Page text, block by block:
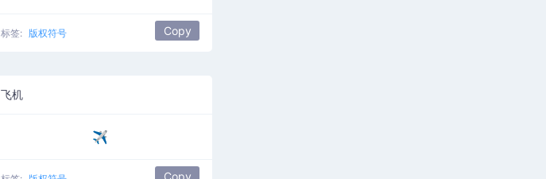
标签: 版权符号 Copy
飞机
✈
Copy